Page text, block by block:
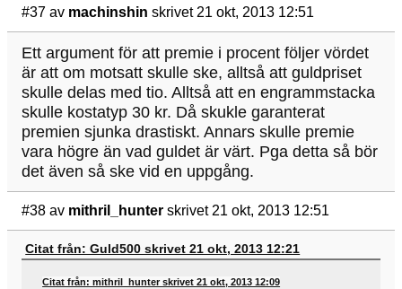
#37 av machinshin skrivet 21 okt, 2013 12:51
Ett argument för att premie i procent följer vördet
är att om motsatt skulle ske, alltså att guldpriset
skulle delas med tio. Alltså att en engrammstacka
skulle kostatyp 30 kr. Då skukle garanterat
premien sjunka drastiskt. Annars skulle premie
vara högre än vad guldet är värt. Pga detta så bör
det även så ske vid en uppgång.
#38 av mithril_hunter skrivet 21 okt, 2013 12:51
Citat från: Guld500 skrivet 21 okt, 2013 12:21
Citat från: mithril_hunter skrivet 21 okt, 2013 12:09